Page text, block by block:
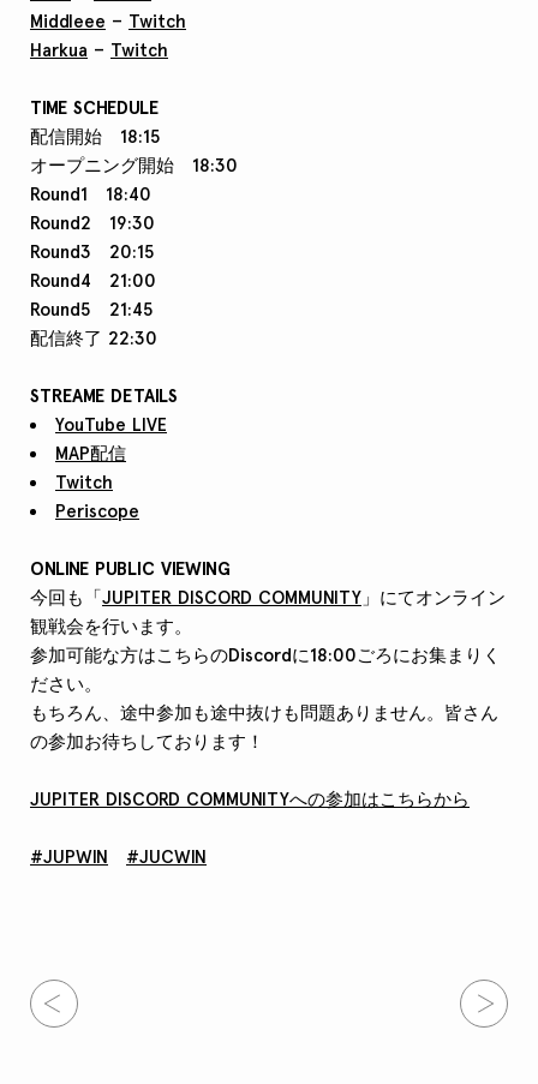
Middleee – Twitch
Harkua – Twitch
TIME SCHEDULE
配信開始 18:15
オープニング開始 18:30
Round1 18:40
Round2 19:30
Round3 20:15
Round4 21:00
Round5 21:45
配信終了 22:30
STREAME DETAILS
YouTube LIVE
MAP配信
Twitch
Periscope
ONLINE PUBLIC VIEWING
今回も「JUPITER DISCORD COMMUNITY 」にてオンライン
観戦会を行います。
参加可能な方はこちらのDiscordに18:00ごろにお集まりく
ださい。
もちろん、途中参加も途中抜けも問題ありません。皆さん
の参加お待ちしております！
JUPITER DISCORD COMMUNITYへの参加はこちらから
#JUPWIN #JUCWIN